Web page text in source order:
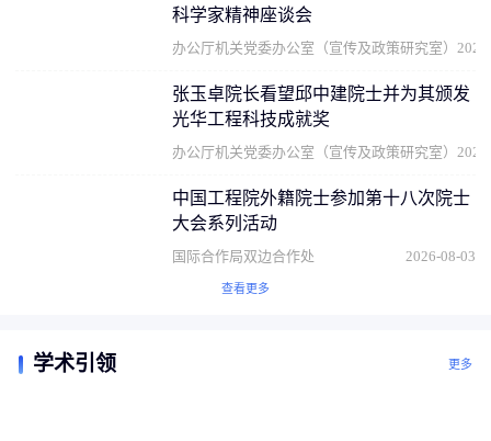
科学家精神座谈会
办公厅机关党委办公室（宣传及政策研究室）
张玉卓院长看望邱中建院士并为其颁发
光华工程科技成就奖
办公厅机关党委办公室（宣传及政策研究室）
中国工程院外籍院士参加第十八次院士
大会系列活动
国际合作局双边合作处 2026-08-03
查看更多
学术引领 更多